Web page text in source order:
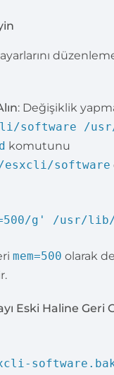
: Değişiklik
software /
komutunu
esxcli/software
g' /usr/lib/
mem=500 olarak
Eski Haline Geri